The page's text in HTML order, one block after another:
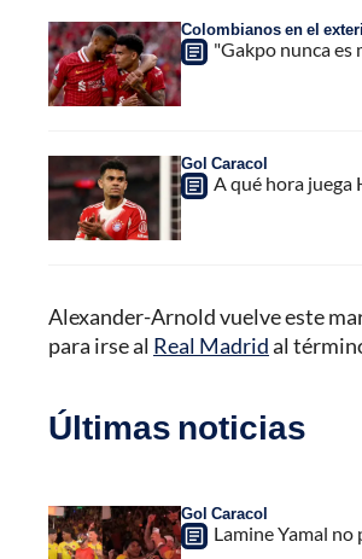
Colombianos en el
"Gakpo nunca es
Gol Caracol
A qué hora juega
Alexander-Arnold vuelve este
para irse al Real Madridal
Últimas noticias
Gol Caracol
Lamine Yamal